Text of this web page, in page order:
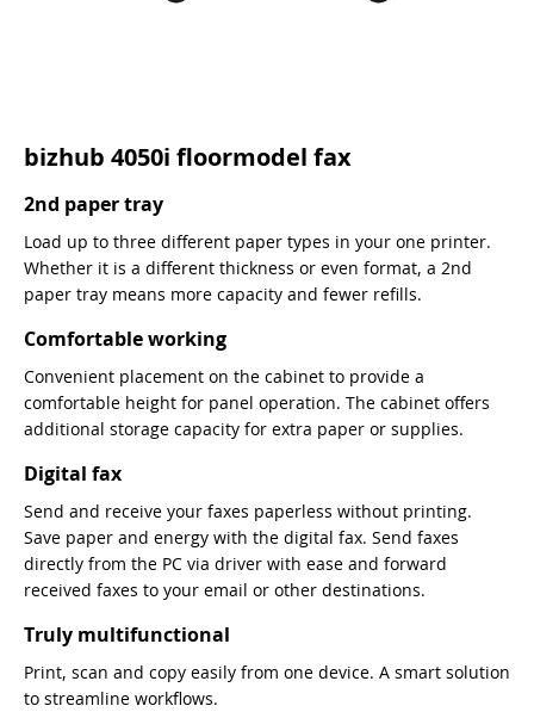
bizhub 4050i floormodel fax
2nd paper tray
Load up to three different paper types in your one printer.
Whether it is a different thickness or even format, a 2nd
paper tray means more capacity and fewer refills.
Comfortable working
Convenient placement on the cabinet to provide a
comfortable height for panel operation. The cabinet offers
additional storage capacity for extra paper or supplies.
Digital fax
Send and receive your faxes paperless without printing.
Save paper and energy with the digital fax. Send faxes
directly from the PC via driver with ease and forward
received faxes to your email or other destinations.
Truly multifunctional
Print, scan and copy easily from one device. A smart solution
to streamline workflows.